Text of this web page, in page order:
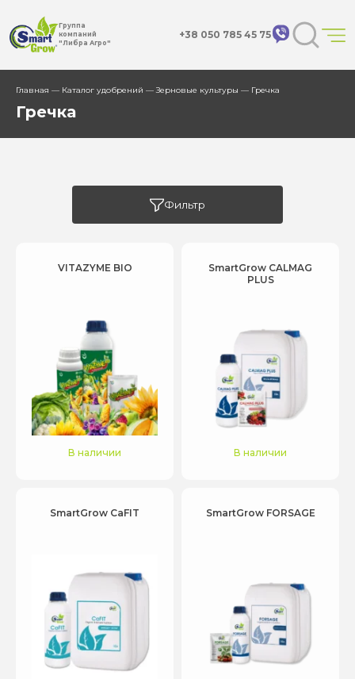
Группа
компаний
"Либра Агро"
+38 050 785 45 75
Главная — Каталог удобрений — Зерновые культуры — Гречка
Гречка
Фильтр
VITAZYME BIO
В наличии
SmartGrow CALMAG
PLUS
В наличии
SmartGrow CaFIT SmartGrow FORSAGE